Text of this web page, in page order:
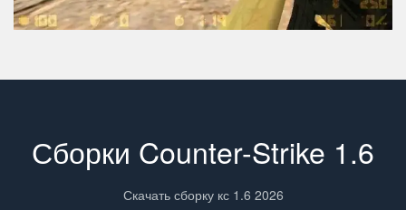
Сборки Counter-Strike 1.6
Скачать сборку кс 1.6 2026